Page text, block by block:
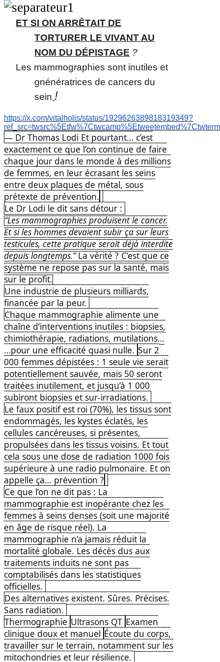
ET SI ON ARRÊTAIT DE
TORTURER LE VIVANT AU
NOM DU DÉPISTAGE ?
Les mammographies sont inutiles et
gnénératrices de cancers du
sein !
https://x.com/vitalholis/status/1929626389818319349?
— Dr Thomas Lodi Et pourtant… c’est
exactement ce que l’on continue de faire
chaque jour dans le monde à des millions
de femmes, en leur écrasant les seins
entre deux plaques de métal, sous
prétexte de prévention.
Le Dr Lodi le dit sans détour :
“Les mammographies produisent le cancer.
Et si les hommes devaient subir ça sur leurs
testicules, cette pratique serait déjà interdite
depuis longtemps.”La vérité ? C’est que ce
système ne repose pas sur la santé, mais
sur le profit.
Une industrie de plusieurs milliards,
financée par la peur.
Chaque mammographie alimente une
chaîne d’interventions inutiles : biopsies,
chimiothérapie, radiations, mutilations…
…pour une efficacité quasi nulle. Sur 2
000 femmes dépistées : 1 seule vie serait
potentiellement sauvée, mais 50 seront
traitées inutilement, et jusqu’à 1 000
subiront biopsies et sur-irradiations.
Le faux positif est roi (70%), les tissus sont
endommagés, les kystes éclatés, les
cellules cancéreuses, si présentes,
propulsées dans les tissus voisins. Et tout
cela sous une dose de radiation 1000 fois
supérieure à une radio pulmonaire. Et on
appelle ça… prévention ?
Ce que l’on ne dit pas : La
mammographie est inopérante chez les
femmes à seins denses (soit une majorité
en âge de risque réel). La
mammographie n’a jamais réduit la
mortalité globale. Les décès dus aux
traitements induits ne sont pas
comptabilisés dans les statistiques
officielles.
Des alternatives existent. Sûres. Précises.
Sans radiation.
Thermographie Ultrasons QT Examen
clinique doux et manuel Écoute du corps,
travailler sur le terrain, notamment sur les
mitochondries et leur résilience.